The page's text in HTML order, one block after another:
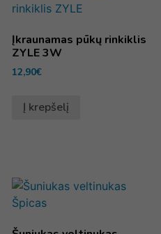
Įkraunamas pūkų rinkiklis
ZYLE 3W
12,90€
Į krepšelį